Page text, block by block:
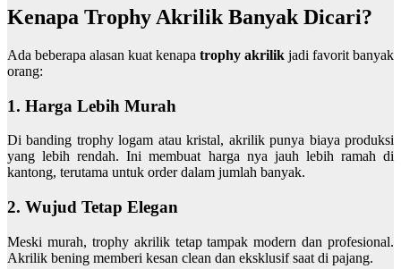
Kenapa Trophy Akrilik Banyak Dicari?
Ada beberapa alasan kuat kenapa trophy akrilik jadi favorit banyak
orang:
1. Harga Lebih Murah
Di banding trophy logam atau kristal, akrilik punya biaya produksi
yang lebih rendah. Ini membuat harga nya jauh lebih ramah di
kantong, terutama untuk order dalam jumlah banyak.
2. Wujud Tetap Elegan
Meski murah, trophy akrilik tetap tampak modern dan profesional.
Akrilik bening memberi kesan clean dan eksklusif saat di pajang.